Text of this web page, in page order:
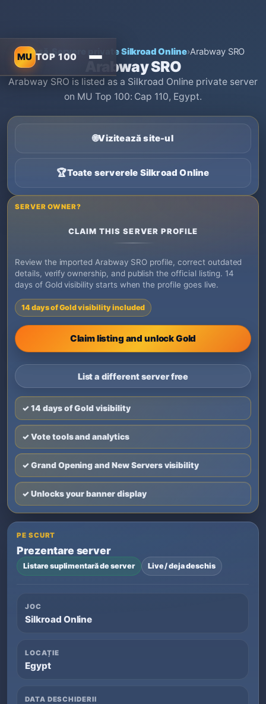
MU TOP 100
Acasă›Servere private Silkroad Online›Arabway SRO
Arabway SRO
Arabway SRO is listed as a Silkroad Online private server
on MU Top 100: Cap 110, Egypt.
🌐Vizitează site-ul
🏆Toate serverele Silkroad Online
SERVER OWNER?
CLAIM THIS SERVER PROFILE
Review the imported Arabway SRO profile, correct outdated
details, verify ownership, and publish the official listing. 14
days of Gold visibility starts when the profile goes live.
14 days of Gold visibility included
Claim listing and unlock Gold
List a different server free
✓ 14 days of Gold visibility
✓ Vote tools and analytics
✓ Grand Opening and New Servers visibility
✓ Unlocks your banner display
PE SCURT
Prezentare server
Listare suplimentară de server Live / deja deschis
JOC
Silkroad Online
LOCAȚIE
Egypt
DATA DESCHIDERII